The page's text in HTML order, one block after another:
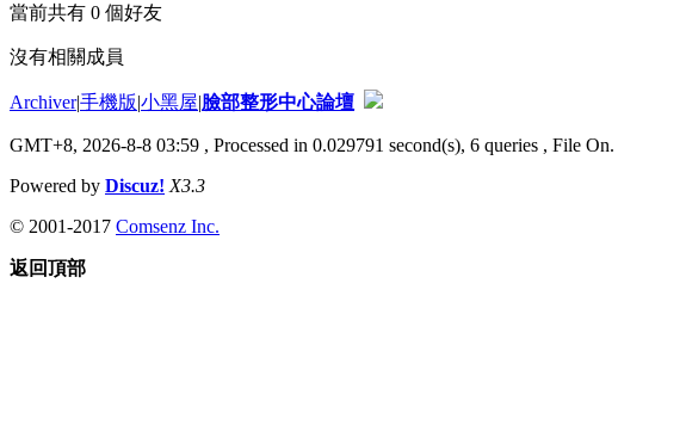
當前共有 0 個好友
沒有相關成員
Archiver|手機版|小黑屋|臉部整形中心論壇
GMT+8, 2026-8-8 03:59 , Processed in 0.029791 second(s), 6 queries , File On.
Powered by Discuz! X3.3
© 2001-2017 Comsenz Inc.
返回頂部